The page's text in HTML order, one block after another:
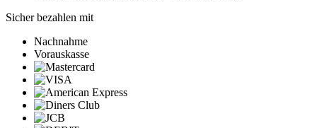
Sicher bezahlen mit
Nachnahme
Vorauskasse